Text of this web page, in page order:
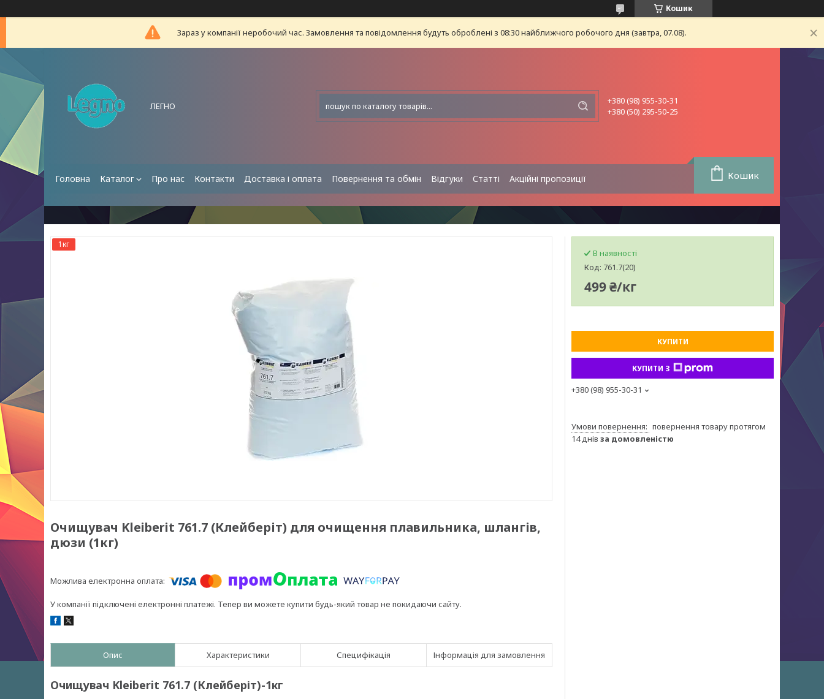
Кошик
Зараз у компанії неробочий час. Замовлення та повідомлення будуть оброблені з 08:30 найближчого робочого дня (завтра, 07.08).
ЛЕГНО
+380 (98) 955-30-31
+380 (50) 295-50-25
Головна Каталог Про нас Контакти Доставка і оплата Повернення та обмін Відгуки Статті Акційні пропозиції Кошик
1кг
Очищувач Kleiberit 761.7 (Клейберіт) для очищення плавильника, шлангів,
дюзи (1кг)
У компанії підключені електронні платежі. Тепер ви можете купити будь-який товар не покидаючи сайту.
Опис Характеристики Специфікація Інформація для замовлення
Очищувач Kleiberit 761.7 (Клейберіт)-1кг
В наявності
Код: 761.7(20)
499 ₴/кг
КУПИТИ
КУПИТИ З
+380 (98) 955-30-31
повернення товару протягом
14 днів за домовленістю